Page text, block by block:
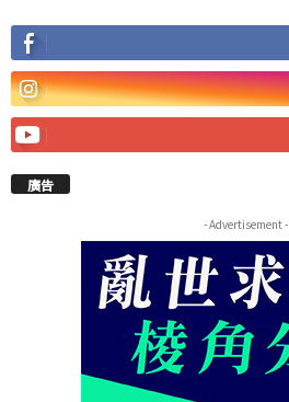
廣告
- Advertisement -